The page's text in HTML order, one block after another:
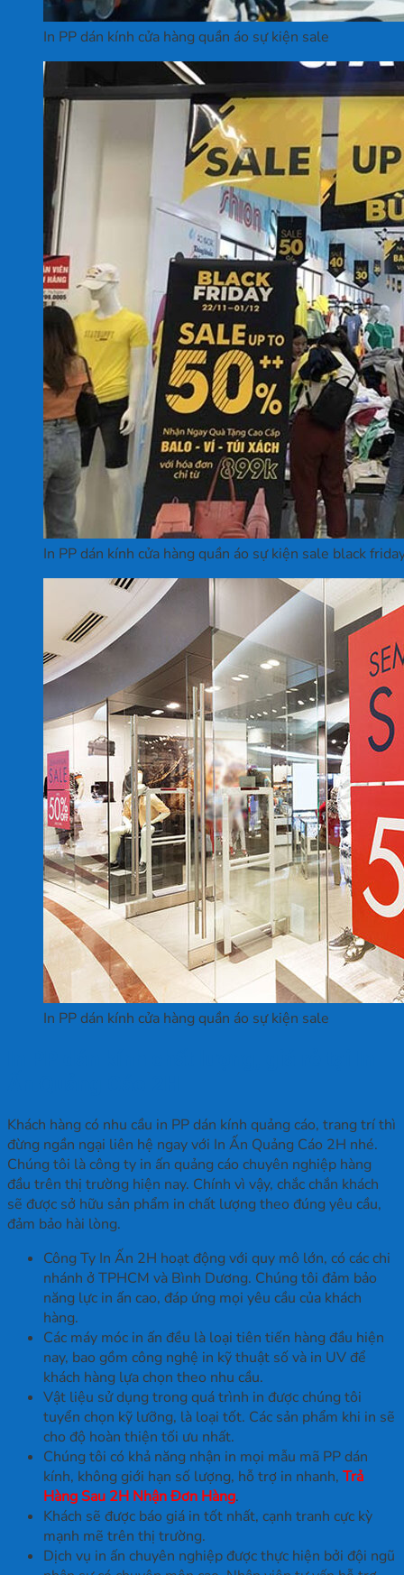
In PP dán kính cửa hàng quần áo sự kiện sale
In PP dán kính cửa hàng quần áo sự kiện sale black
In PP dán kính cửa hàng quần áo sự kiện sale
Khách hàng có nhu cầu in PP dán kính quảng cáo, trang trí thì
đừng ngần ngại liên hệ ngay với In Ấn Quảng Cáo 2H nhé.
Chúng tôi là công ty in ấn quảng cáo chuyên nghiệp hàng
đầu trên thị trường hiện nay. Chính vì vậy, chắc chắn khách
sẽ được sở hữu sản phẩm in chất lượng theo đúng yêu cầu,
đảm bảo hài lòng.
Công Ty In Ấn 2H hoạt động với quy mô lớn, có các chi
nhánh ở TPHCM và Bình Dương. Chúng tôi đảm bảo
năng lực in ấn cao, đáp ứng mọi yêu cầu của khách
hàng.
Các máy móc in ấn đều là loại tiên tiến hàng đầu hiện
nay, bao gồm công nghệ in kỹ thuật số và in UV để
khách hàng lựa chọn theo nhu cầu.
Vật liệu sử dụng trong quá trình in được chúng tôi
tuyển chọn kỹ lưỡng, là loại tốt. Các sản phẩm khi in sẽ
cho độ hoàn thiện tối ưu nhất.
Chúng tôi có khả năng nhận in mọi mẫu mã PP dán
kính, không giới hạn số lượng, hỗ trợ in nhanh, Trả
Hàng Sau 2H Nhận Đơn Hàng.
Khách sẽ được báo giá in tốt nhất, cạnh tranh cực kỳ
mạnh mẽ trên thị trường.
Dịch vụ in ấn chuyên nghiệp được thực hiện bởi đội ngũ